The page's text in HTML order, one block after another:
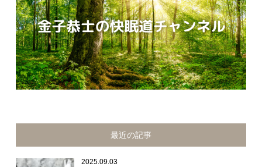
最近の記事
2025.09.03